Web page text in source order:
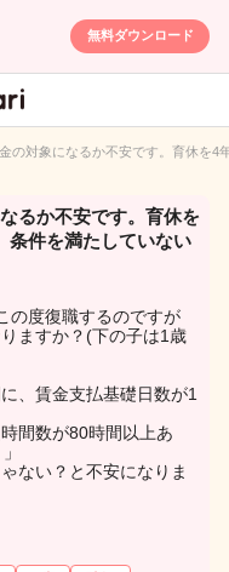
無料ダウンロード
の対象になるか不安です。育休を
るか不安です。育休を
条件を満たしていない
の度復職するのですが
ますか？(下の子は1歳
、賃金支払基礎日数が1
間数が80時間以上あ
ない？と不安になりま